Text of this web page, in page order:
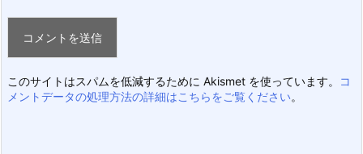
このサイトはスパムを低減するために Akismet を使っています。
コ
メントデータの処理方法の詳細はこちらをご覧ください。